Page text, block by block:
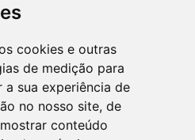
cookies e outras
de medição para
a sua experiência de
no nosso site, de
conteúdo
às 11h30min (manhã);
- Bairro Centro - CEP: 95340-